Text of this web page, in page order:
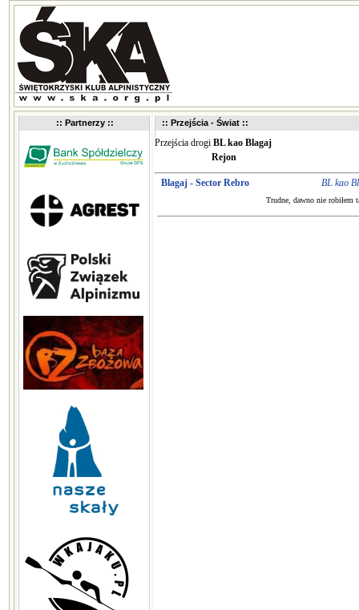
:: Partnerzy :: :: Przejścia - Świat ::
Przejścia drogi BL kao Blagaj
Rejon
Blagaj - Sector Rebro BL kao
Trudne, dawno nie robiłem